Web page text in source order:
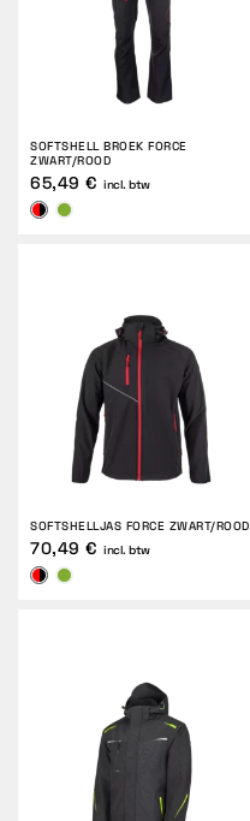
SOFTSHELL BROEK FORCE
ZWART/ROOD
65,49 € incl. btw
SOFTSHELLJAS FORCE ZWART/ROOD
70,49 € incl. btw